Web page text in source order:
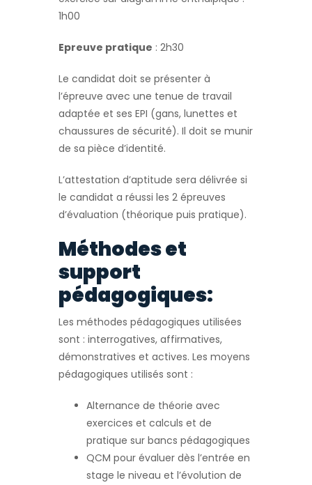
1h00
Epreuve pratique : 2h30
Le candidat doit se présenter à
l’épreuve avec une tenue de travail
adaptée et ses EPI (gans, lunettes et
chaussures de sécurité). Il doit se munir
de sa pièce d’identité.
L’attestation d’aptitude sera délivrée si
le candidat a réussi les 2 épreuves
d’évaluation (théorique puis pratique).
Méthodes et
support
pédagogiques:
Les méthodes pédagogiques utilisées
sont : interrogatives, affirmatives,
démonstratives et actives. Les moyens
pédagogiques utilisés sont :
Alternance de théorie avec
exercices et calculs et de
pratique sur bancs pédagogiques
QCM pour évaluer dès l’entrée en
stage le niveau et l’évolution de